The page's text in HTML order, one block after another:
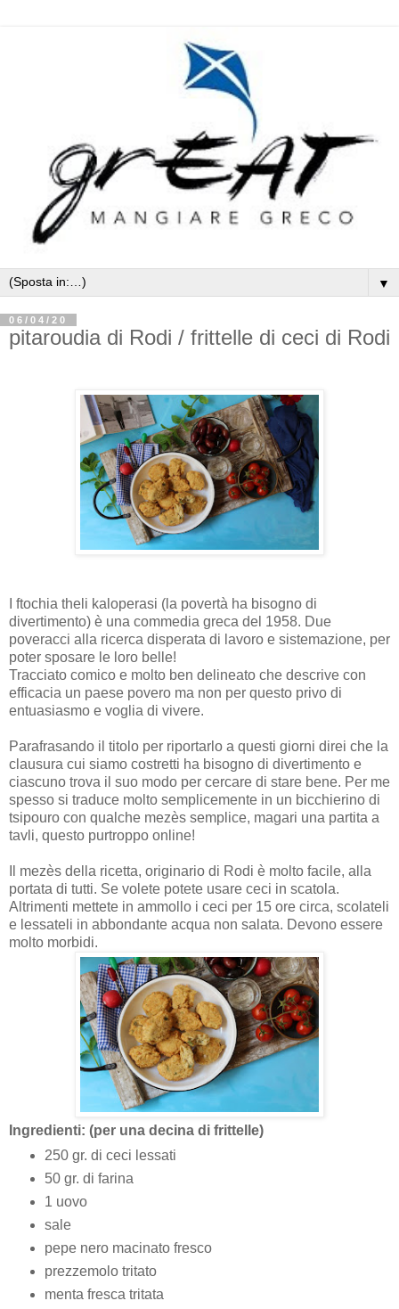
▼
06/04/20
pitaroudia di Rodi / frittelle di ceci di Rodi
I ftochia theli kaloperasi (la povertà ha bisogno di
divertimento) è una commedia greca del 1958. Due
poveracci alla ricerca disperata di lavoro e sistemazione, per
poter sposare le loro belle!
Tracciato comico e molto ben delineato che descrive con
efficacia un paese povero ma non per questo privo di
entuasiasmo e voglia di vivere.
Parafrasando il titolo per riportarlo a questi giorni direi che la
clausura cui siamo costretti ha bisogno di divertimento e
ciascuno trova il suo modo per cercare di stare bene. Per me
spesso si traduce molto semplicemente in un bicchierino di
tsipouro con qualche mezès semplice, magari una partita a
tavli, questo purtroppo online!
Il mezès della ricetta, originario di Rodi è molto facile, alla
portata di tutti. Se volete potete usare ceci in scatola.
Altrimenti mettete in ammollo i ceci per 15 ore circa, scolateli
e lessateli in abbondante acqua non salata. Devono essere
molto morbidi.
Ingredienti: (per una decina di frittelle)
250 gr. di ceci lessati
50 gr. di farina
1 uovo
sale
pepe nero macinato fresco
prezzemolo tritato
menta fresca tritata